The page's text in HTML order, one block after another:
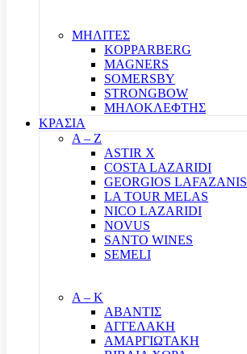
ΜΗΛΙΤΕΣ
KOPPARBERG
MAGNERS
SOMERSBY
STRONGBOW
ΜΗΛΟΚΛΕΦΤΗΣ
ΚΡΑΣΙΑ
A – Z
ASTIR X
COSTA LAZARIDI
GEORGIOS LAFAZANIS
LA TOUR MELAS
NICO LAZARIDI
NOVUS
SANTO WINES
SEMELI
Α – Κ
ΑΒΑΝΤΙΣ
ΑΓΓΕΛΑΚΗ
ΑΜΑΡΓΙΩΤΑΚΗ